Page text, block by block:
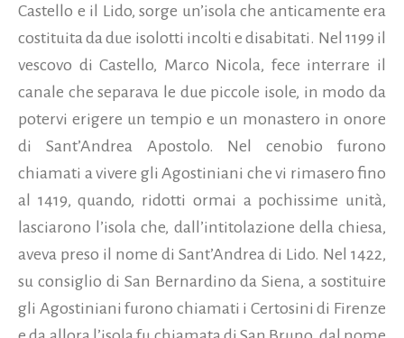
Castello e il Lido, sorge un’isola che anticamente era
costituita da due isolotti incolti e disabitati. Nel 1199 il
vescovo di Castello, Marco Nicola, fece interrare il
canale che separava le due piccole isole, in modo da
potervi erigere un tempio e un monastero in onore
di Sant’Andrea Apostolo. Nel cenobio furono
chiamati a vivere gli Agostiniani che vi rimasero fino
al 1419, quando, ridotti ormai a pochissime unità,
lasciarono l’isola che, dall’intitolazione della chiesa,
aveva preso il nome di Sant’Andrea di Lido. Nel 1422,
su consiglio di San Bernardino da Siena, a sostituire
gli Agostiniani furono chiamati i Certosini di Firenze